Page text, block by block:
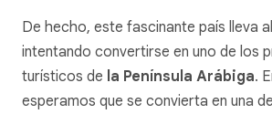
De hecho, este fascinante país lleva
intentando convertirse en uno de los
turísticos de la Península Arábiga.
esperamos que se convierta en una